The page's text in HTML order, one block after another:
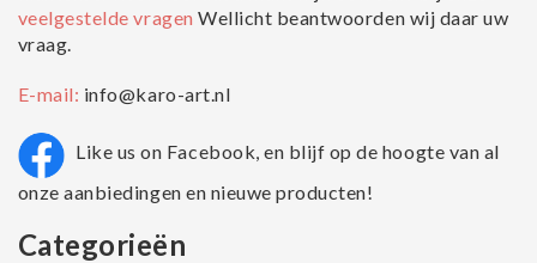
veelgestelde vragenWellicht beantwoorden wij daar uw
vraag.
E-mail: info@karo-art.nl
Like us on Facebook, en blijf op de hoogte van al
onze aanbiedingen en nieuwe producten!
Categorieën